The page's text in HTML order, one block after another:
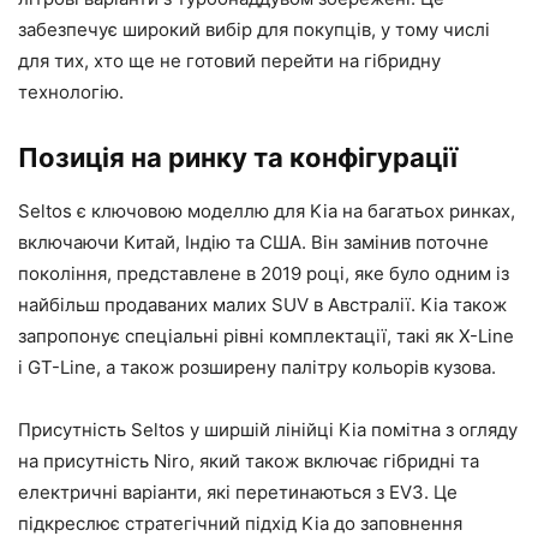
забезпечує широкий вибір для покупців, у тому числі
для тих, хто ще не готовий перейти на гібридну
технологію.
Позиція на ринку та конфігурації
Seltos є ключовою моделлю для Kia на багатьох ринках,
включаючи Китай, Індію та США. Він замінив поточне
покоління, представлене в 2019 році, яке було одним із
найбільш продаваних малих SUV в Австралії. Kia також
запропонує спеціальні рівні комплектації, такі як X-Line
і GT-Line, а також розширену палітру кольорів кузова.
Присутність Seltos у ширшій лінійці Kia помітна з огляду
на присутність Niro, який також включає гібридні та
електричні варіанти, які перетинаються з EV3. Це
підкреслює стратегічний підхід Kia до заповнення